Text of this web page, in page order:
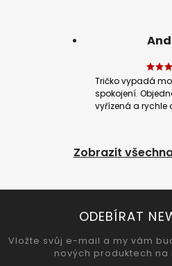
Tričko vypadá
spokojení.
vyřízená a rychle
Zobrazit
ODEBÍRAT
Vložte svůj e-mail a my vám
nových produktech